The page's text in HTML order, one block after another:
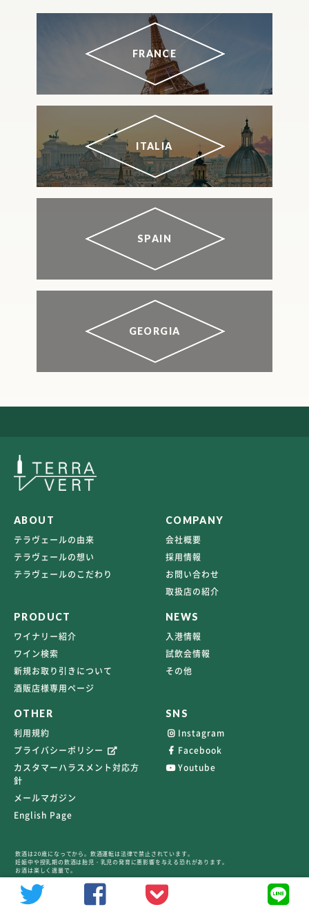
FRANCE
ITALIA
SPAIN
GEORGIA
ABOUT
テラヴェールの由来
テラヴェールの想い
テラヴェールのこだわり
COMPANY
会社概要
採用情報
お問い合わせ
取扱店の紹介
PRODUCT
ワイナリー紹介
ワイン検索
新規お取り引きについて
酒販店様専用ページ
NEWS
入港情報
試飲会情報
その他
OTHER
利用規約
プライバシーポリシー
カスタマーハラスメント対応方
針
メールマガジン
English Page
SNS
Instagram
Facebook
Youtube
飲酒は20歳になってから。飲酒運転は法律で禁止されています。
妊娠中や授乳期の飲酒は胎児・乳児の発育に悪影響を与える恐れがあります。
お酒は楽しく適量で。
©2026 TERRAVERT ALL RIGHTS RESERVED.